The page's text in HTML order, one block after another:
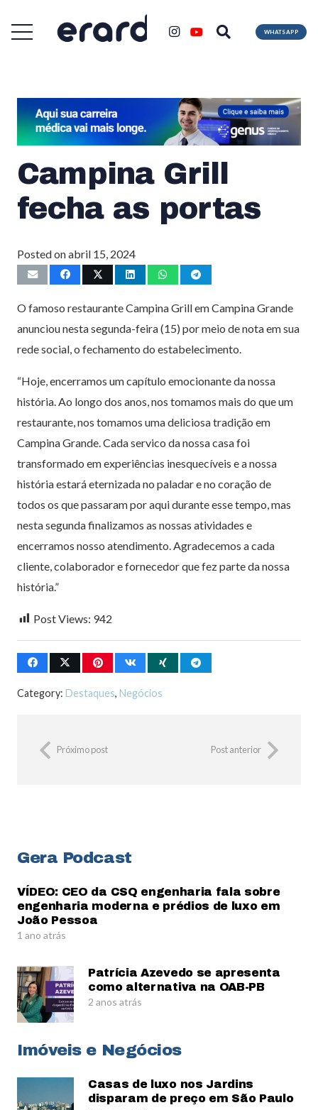
WHATSAPP
Campina Grill
fecha as portas
Posted onabril 15, 2024
O famoso restaurante Campina Grill em Campina Grande
anunciou nesta segunda-feira (15) por meio de nota em sua
rede social, o fechamento do estabelecimento.
“Hoje, encerramos um capítulo emocionante da nossa
história. Ao longo dos anos, nos tomamos mais do que um
restaurante, nos tomamos uma deliciosa tradição em
Campina Grande. Cada servico da nossa casa foi
transformado em experiências inesquecíveis e a nossa
história estará eternizada no paladar e no coração de
todos os que passaram por aqui durante esse tempo, mas
nesta segunda finalizamos as nossas atividades e
encerramos nosso atendimento. Agradecemos a cada
cliente, colaborador e fornecedor que fez parte da nossa
história.”
Post Views: 942
Category: Destaques, Negócios
Próximo post Post anterior
Gera Podcast
VÍDEO: CEO da CSQ engenharia fala sobre
engenharia moderna e prédios de luxo em
João Pessoa
1 ano atrás
Patrícia Azevedo se apresenta
como alternativa na OAB-PB
2 anos atrás
Imóveis e Negócios
Casas de luxo nos Jardins
disparam de preço em São Paulo